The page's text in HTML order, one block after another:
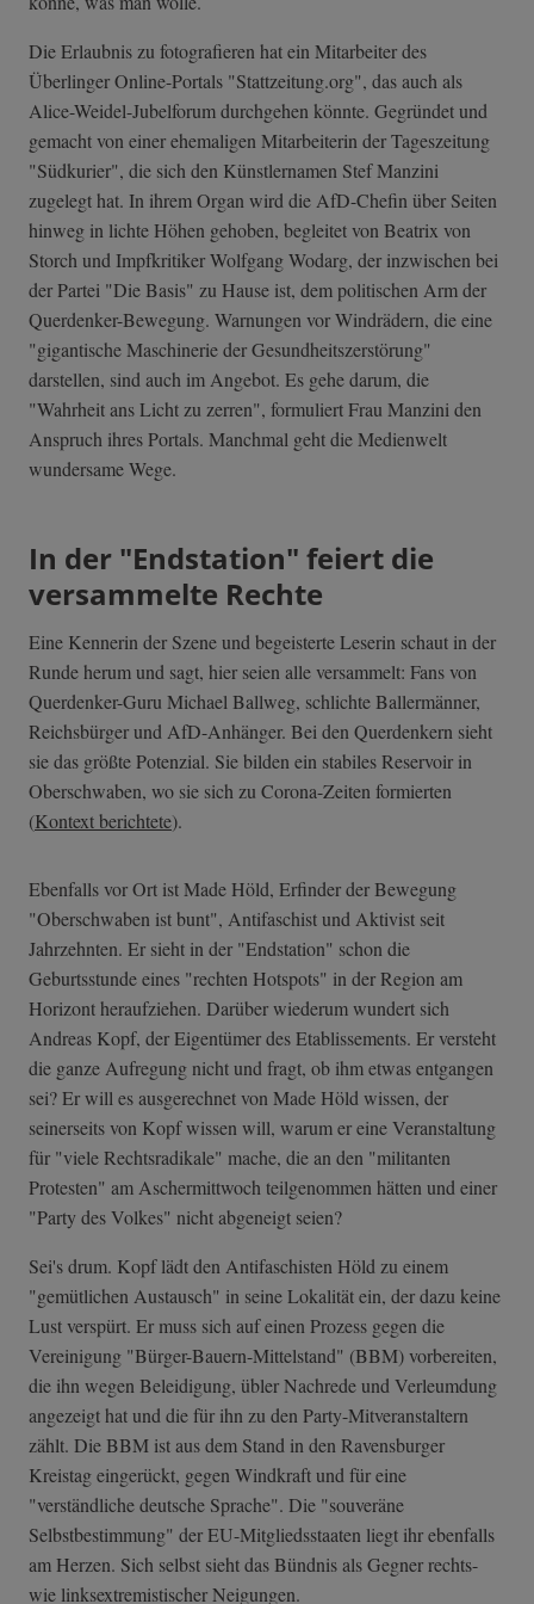
Die Erlaubnis zu fotografieren hat ein Mitarbeiter des
Überlinger Online-Portals "Stattzeitung.org", das auch als
Alice-Weidel-Jubelforum durchgehen könnte. Gegründet und
gemacht von einer ehemaligen Mitarbeiterin der Tageszeitung
"Südkurier", die sich den Künstlernamen Stef Manzini
zugelegt hat. In ihrem Organ wird die AfD-Chefin über Seiten
hinweg in lichte Höhen gehoben, begleitet von Beatrix von
Storch und Impfkritiker Wolfgang Wodarg, der inzwischen bei
der Partei "Die Basis" zu Hause ist, dem politischen Arm der
Querdenker-Bewegung. Warnungen vor Windrädern, die eine
"gigantische Maschinerie der Gesundheitszerstörung"
darstellen, sind auch im Angebot. Es gehe darum, die
"Wahrheit ans Licht zu zerren", formuliert Frau Manzini den
Anspruch ihres Portals. Manchmal geht die Medienwelt
wundersame Wege.
In der "Endstation" feiert die
versammelte Rechte
Eine Kennerin der Szene und begeisterte Leserin schaut in der
Runde herum und sagt, hier seien alle versammelt: Fans von
Querdenker-Guru Michael Ballweg, schlichte Ballermänner,
Reichsbürger und AfD-Anhänger. Bei den Querdenkern sieht
sie das größte Potenzial. Sie bilden ein stabiles Reservoir in
Oberschwaben, wo sie sich zu Corona-Zeiten formierten
(Kontext berichtete).
Ebenfalls vor Ort ist Made Höld, Erfinder der Bewegung
"Oberschwaben ist bunt", Antifaschist und Aktivist seit
Jahrzehnten. Er sieht in der "Endstation" schon die
Geburtsstunde eines "rechten Hotspots" in der Region am
Horizont heraufziehen. Darüber wiederum wundert sich
Andreas Kopf, der Eigentümer des Etablissements. Er versteht
die ganze Aufregung nicht und fragt, ob ihm etwas entgangen
sei? Er will es ausgerechnet von Made Höld wissen, der
seinerseits von Kopf wissen will, warum er eine Veranstaltung
für "viele Rechtsradikale" mache, die an den "militanten
Protesten" am Aschermittwoch teilgenommen hätten und einer
"Party des Volkes" nicht abgeneigt seien?
Sei's drum. Kopf lädt den Antifaschisten Höld zu einem
"gemütlichen Austausch" in seine Lokalität ein, der dazu keine
Lust verspürt. Er muss sich auf einen Prozess gegen die
Vereinigung "Bürger-Bauern-Mittelstand" (BBM) vorbereiten,
die ihn wegen Beleidigung, übler Nachrede und Verleumdung
angezeigt hat und die für ihn zu den Party-Mitveranstaltern
zählt. Die BBM ist aus dem Stand in den Ravensburger
Kreistag eingerückt, gegen Windkraft und für eine
"verständliche deutsche Sprache". Die "souveräne
Selbstbestimmung" der EU-Mitgliedsstaaten liegt ihr ebenfalls
am Herzen. Sich selbst sieht das Bündnis als Gegner rechts-
wie linksextremistischer Neigungen.